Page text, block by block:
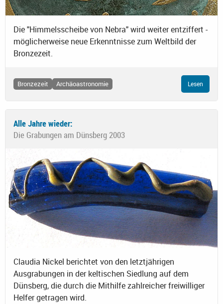
Die "Himmelsscheibe von Nebra" wird weiter entziffert -
möglicherweise neue Erkenntnisse zum Weltbild der
Bronzezeit.
Bronzezeit Archäoastronomie Lesen
Alle Jahre wieder:
Die Grabungen am Dünsberg 2003
Claudia Nickel berichtet von den letztjährigen
Ausgrabungen in der keltischen Siedlung auf dem
Dünsberg, die durch die Mithilfe zahlreicher freiwilliger
Helfer getragen wird.